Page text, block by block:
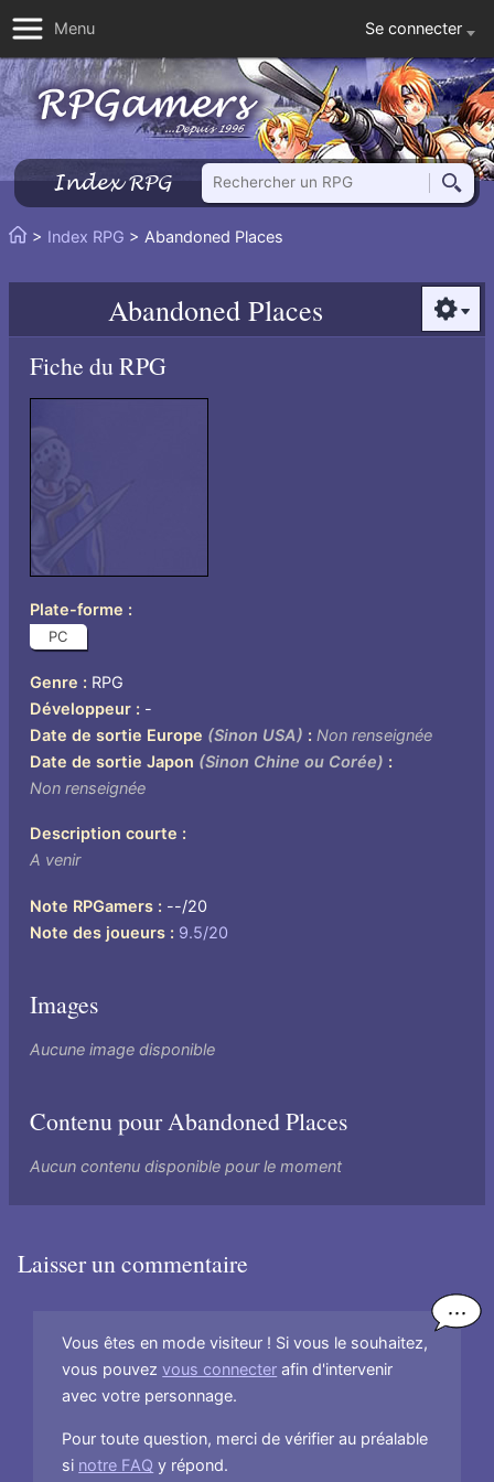
Menu Se connecter
Index RPG
Rechercher un RPG
Vous
> Index RPG > Abandoned Places
Abandoned Places Options
Fiche du RPG
Plate-forme
PC
Genre
RPG
Développeur
-
Date de sortie Europe (Sinon USA)
Non renseignée
Date de sortie Japon (Sinon Chine ou Corée)
Non renseignée
Description courte
A venir
Note RPGamers
--/20
Note des joueurs
9.5/20
Images
Aucune image disponible
Contenu pour Abandoned Places
Aucun contenu disponible pour le moment
Laisser un commentaire
Vous êtes en mode visiteur ! Si vous le souhaitez,
vous pouvezvous connecter afin d'intervenir
avec votre personnage.
Pour toute question, merci de vérifier au préalable
si notre FAQ y répond.